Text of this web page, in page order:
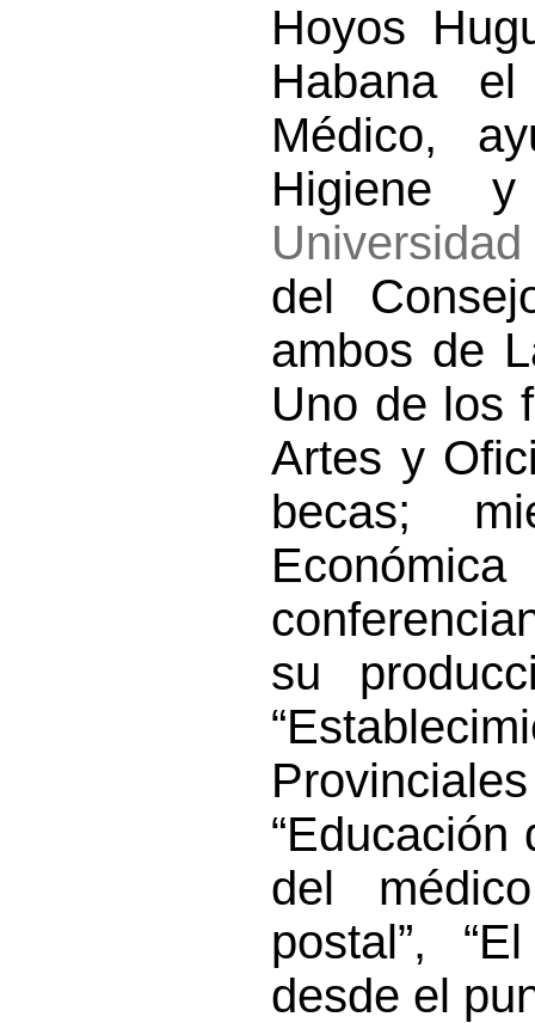
Hoyos
Habana
Médico,
Higiene
del
ambos de
Uno de los
Artes y
becas;
su
“Educación
del
postal”,
desde el